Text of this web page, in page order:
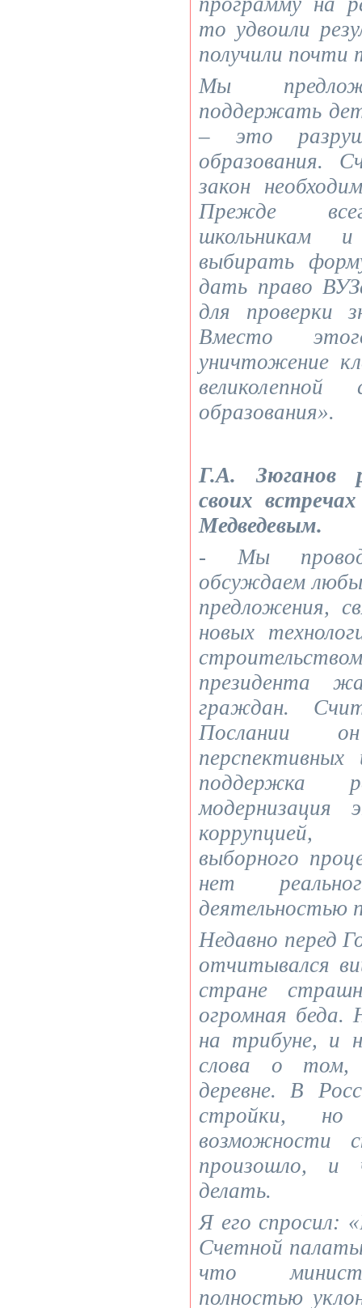
то удвоили
получили почти
Мы
поддержать
– это
образования.
закон
Прежде
школьникам
выбирать
дать право
для проверки
Вместо
уничтожение
великолепной
образования».
Г.А. Зюганов
своих
Медведевым.
- Мы
обсуждаем
предложения,
новых
президента
граждан.
Послании
поддержка
модернизация
выборного
нет
деятельностью
Недавно перед
отчитывался
стране
огромная беда.
на трибуне, и
слова о том,
деревне. В
стройки,
возможности
произошло, и
делать.
Я его спросил:
Счетной
что
полностью